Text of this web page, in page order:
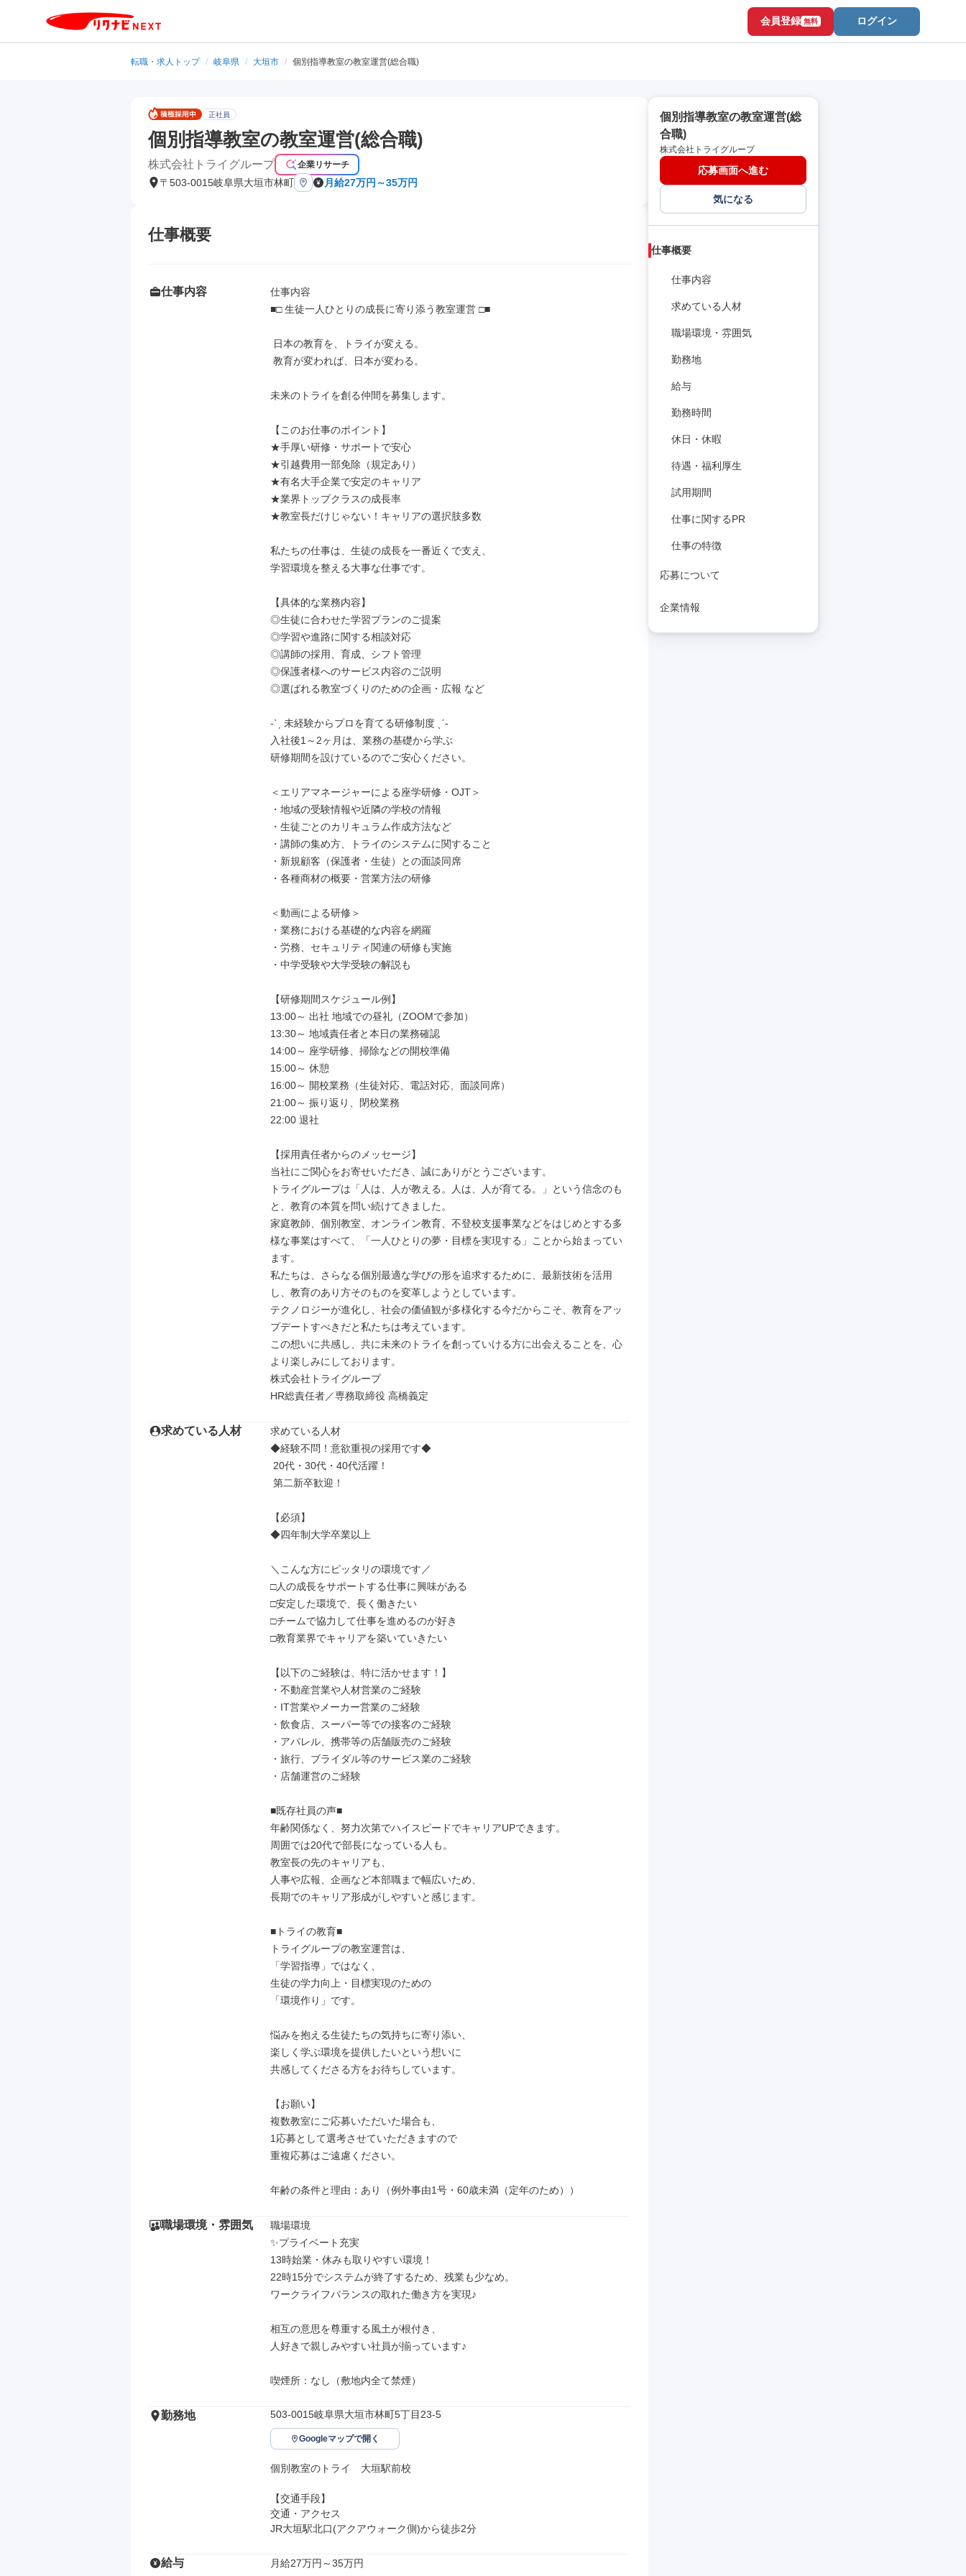
会員登録 無料 ログイン
転職・求人トップ / 岐阜県 / 大垣市 / 個別指導教室の教室運営(総合職)
正社員
個別指導教室の教室運営(総合職)
株式会社トライグループ 企業リサーチ
〒503-0015岐阜県大垣市林町 月給27万円～35万円
仕事概要
仕事内容
仕事内容
■□ 生徒一人ひとりの成長に寄り添う教室運営 □■
未来のトライを創る仲間を募集します。
【このお仕事のポイント】
★手厚い研修・サポートで安心
★引越費用一部免除（規定あり）
★有名大手企業で安定のキャリア
★業界トップクラスの成長率
★教室長だけじゃない！キャリアの選択肢多数
私たちの仕事は、生徒の成長を一番近くで支え、
学習環境を整える大事な仕事です。
【具体的な業務内容】
◎生徒に合わせた学習プランのご提案
◎学習や進路に関する相談対応
◎講師の採用、育成、シフト管理
◎保護者様へのサービス内容のご説明
◎選ばれる教室づくりのための企画・広報 など
-ˋˏ 未経験からプロを育てる研修制度 ˎˊ-
入社後1～2ヶ月は、業務の基礎から学ぶ
研修期間を設けているのでご安心ください。
＜エリアマネージャーによる座学研修・OJT＞
・地域の受験情報や近隣の学校の情報
・生徒ごとのカリキュラム作成方法など
・講師の集め方、トライのシステムに関すること
・新規顧客（保護者・生徒）との面談同席
・各種商材の概要・営業方法の研修
＜動画による研修＞
・業務における基礎的な内容を網羅
・労務、セキュリティ関連の研修も実施
・中学受験や大学受験の解説も
【研修期間スケジュール例】
13:00～ 出社 地域での昼礼（ZOOMで参加）
13:30～ 地域責任者と本日の業務確認
14:00～ 座学研修、掃除などの開校準備
15:00～ 休憩
16:00～ 開校業務（生徒対応、電話対応、面談同席）
21:00～ 振り返り、閉校業務
22:00 退社
【採用責任者からのメッセージ】
当社にご関心をお寄せいただき、誠にありがとうございます。
トライグループは「人は、人が教える。人は、人が育てる。」という信念のも
と、教育の本質を問い続けてきました。
家庭教師、個別教室、オンライン教育、不登校支援事業などをはじめとする多
様な事業はすべて、「一人ひとりの夢・目標を実現する」ことから始まってい
ます。
私たちは、さらなる個別最適な学びの形を追求するために、最新技術を活用
し、教育のあり方そのものを変革しようとしています。
テクノロジーが進化し、社会の価値観が多様化する今だからこそ、教育をアッ
プデートすべきだと私たちは考えています。
この想いに共感し、共に未来のトライを創っていける方に出会えることを、心
より楽しみにしております。
株式会社トライグループ
HR総責任者／専務取締役 高橋義定
求めている人材
求めている人材
◆経験不問！意欲重視の採用です◆
【必須】
◆四年制大学卒業以上
＼こんな方にピッタリの環境です／
□人の成長をサポートする仕事に興味がある
□安定した環境で、長く働きたい
□チームで協力して仕事を進めるのが好き
□教育業界でキャリアを築いていきたい
【以下のご経験は、特に活かせます！】
・不動産営業や人材営業のご経験
・IT営業やメーカー営業のご経験
・飲食店、スーパー等での接客のご経験
・アパレル、携帯等の店舗販売のご経験
・旅行、ブライダル等のサービス業のご経験
・店舗運営のご経験
■既存社員の声■
年齢関係なく、努力次第でハイスピードでキャリアUPできます。
周囲では20代で部長になっている人も。
教室長の先のキャリアも、
人事や広報、企画など本部職まで幅広いため、
長期でのキャリア形成がしやすいと感じます。
■トライの教育■
トライグループの教室運営は、
「学習指導」ではなく、
生徒の学力向上・目標実現のための
「環境作り」です。
悩みを抱える生徒たちの気持ちに寄り添い、
楽しく学ぶ環境を提供したいという想いに
共感してくださる方をお待ちしています。
【お願い】
複数教室にご応募いただいた場合も、
1応募として選考させていただきますので
重複応募はご遠慮ください。
年齢の条件と理由：あり（例外事由1号・60歳未満（定年のため））
職場環境・雰囲気
職場環境
✨プライベート充実
13時始業・休みも取りやすい環境！
22時15分でシステムが終了するため、残業も少なめ。
ワークライフバランスの取れた働き方を実現♪
相互の意思を尊重する風土が根付き、
人好きで親しみやすい社員が揃っています♪
喫煙所：なし（敷地内全て禁煙）
勤務地 503-0015岐阜県大垣市林町5丁目23-5
Googleマップで開く
個別教室のトライ　大垣駅前校
【交通手段】
交通・アクセス
JR大垣駅北口(アクアウォーク側)から徒歩2分
給与 月給27万円～35万円
個別指導教室の教室運営(総
合職)
株式会社トライグループ
応募画面へ進む
気になる
仕事概要
仕事内容
求めている人材
職場環境・雰囲気
勤務地
給与
勤務時間
休日・休暇
待遇・福利厚生
試用期間
仕事に関するPR
仕事の特徴
応募について
企業情報